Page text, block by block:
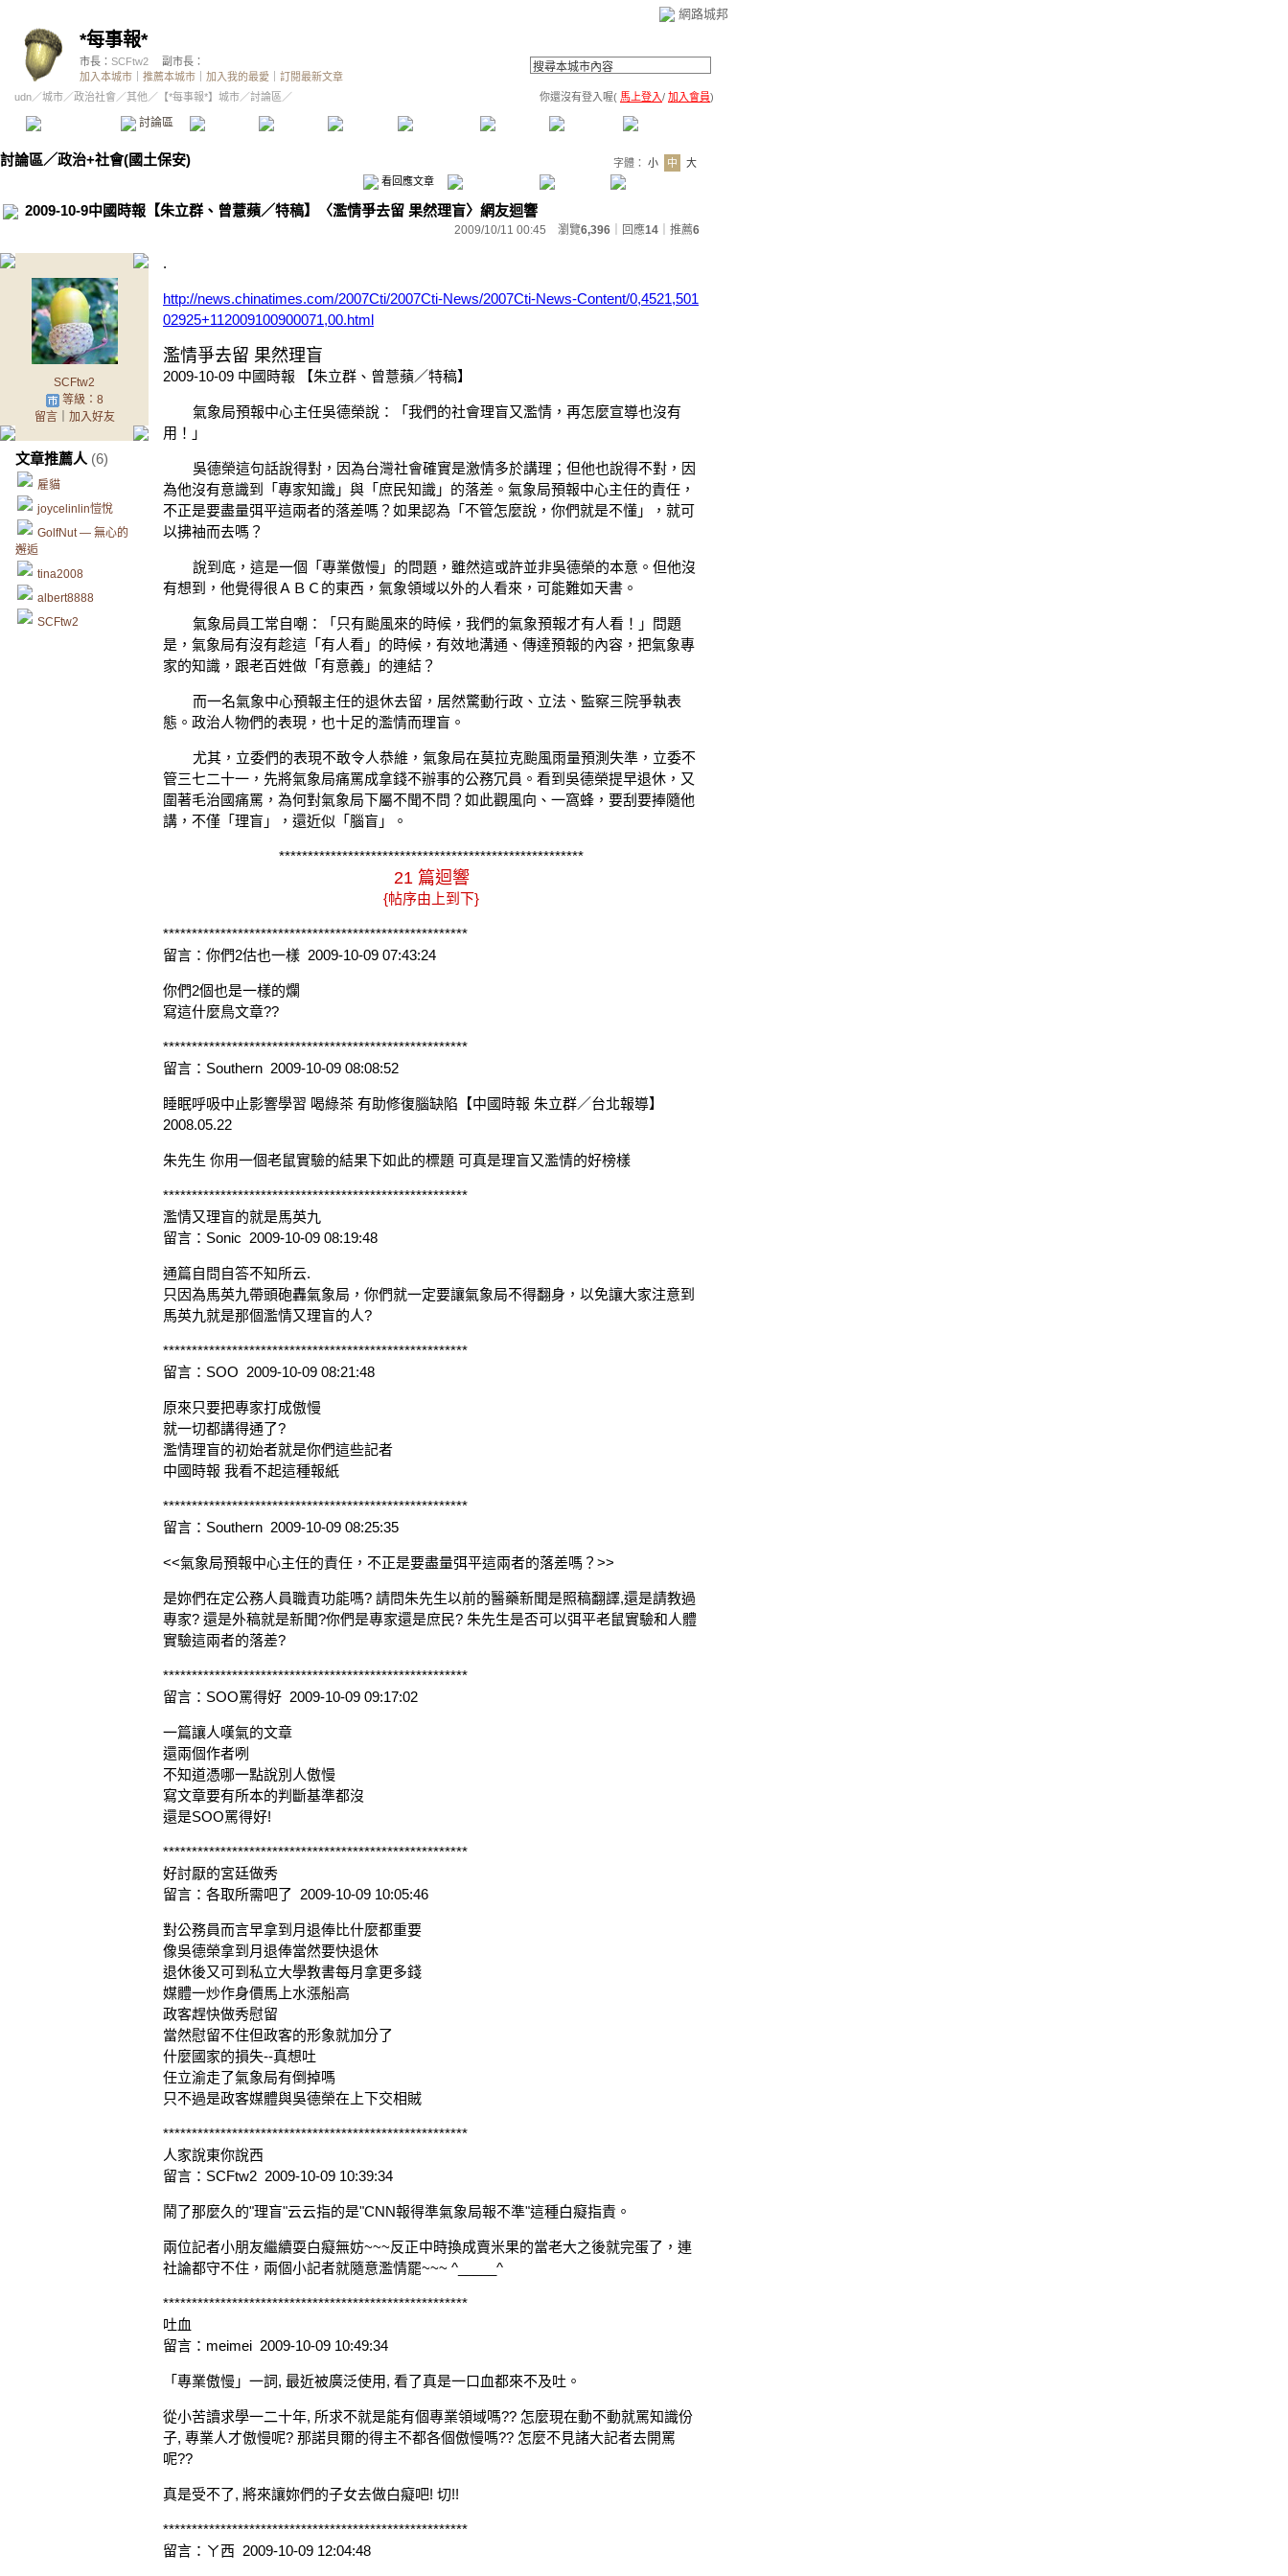
網路城邦
*每事報*
市長： SCFtw2
副市長：
加入本城市
推薦本城市 加入我的最愛
訂閱最新文章
udn／城市／政治社會 ／其他 ／ 【*每事報*】城市／討論區／ 你還沒有登入喔( 馬上登入/ 加入會員)
討論區 精華區 投票區 影像館 公告區 訪客簿 市政中心
討論區／政治+社會(國土保安) 字體： 小 中
大
看回應文章
2009-10-9中國時報【朱立群、曾薏蘋／特稿】〈濫情爭去留 果然理盲〉網友迴響
2009/10/11 00:45 瀏覽6,396 ｜回應14 推薦6
SCFtw2
等級：8
留言｜ 加入好友
文章推薦人 (6)
雇貓
joycelinlin愷悅
GolfNut — 無心的
邂逅
tina2008
albert8888
SCFtw2
.
http://news.chinatimes.com/2007Cti/2007Cti-News/2007Cti-News-Content/0,4521,501
02925+112009100900071,00.html
濫情爭去留 果然理盲
2009-10-09 中國時報 【朱立群、曾薏蘋／特稿】
氣象局預報中心主任吳德榮說：「我們的社會理盲又濫情，再怎麼宣導也沒有
用！」
吳德榮這句話說得對，因為台灣社會確實是激情多於講理；但他也說得不對，因
為他沒有意識到「專家知識」與「庶民知識」的落差。氣象局預報中心主任的責任，
不正是要盡量弭平這兩者的落差嗎？如果認為「不管怎麼說，你們就是不懂」，就可
以拂袖而去嗎？
說到底，這是一個「專業傲慢」的問題，雖然這或許並非吳德榮的本意。但他沒
有想到，他覺得很ＡＢＣ的東西，氣象領域以外的人看來，可能難如天書。
氣象局員工常自嘲：「只有颱風來的時候，我們的氣象預報才有人看！」問題
是，氣象局有沒有趁這「有人看」的時候，有效地溝通、傳達預報的內容，把氣象專
家的知識，跟老百姓做「有意義」的連結？
而一名氣象中心預報主任的退休去留，居然驚動行政、立法、監察三院爭執表
態。政治人物們的表現，也十足的濫情而理盲。
尤其，立委們的表現不敢令人恭維，氣象局在莫拉克颱風雨量預測失準，立委不
管三七二十一，先將氣象局痛罵成拿錢不辦事的公務冗員。看到吳德榮提早退休，又
圍著毛治國痛罵，為何對氣象局下屬不聞不問？如此觀風向、一窩蜂，要刮要捧隨他
講，不僅「理盲」，還近似「腦盲」。
*****************************************************
21 篇迴響
{帖序由上到下}
*****************************************************
留言：你們2估也一樣 2009-10-09 07:43:24
你們2個也是一樣的爛
寫這什麼鳥文章??
*****************************************************
留言：Southern 2009-10-09 08:08:52
睡眠呼吸中止影響學習 喝綠茶 有助修復腦缺陷【中國時報 朱立群／台北報導】
2008.05.22
朱先生 你用一個老鼠實驗的結果下如此的標題 可真是理盲又濫情的好榜樣
*****************************************************
濫情又理盲的就是馬英九
留言：Sonic 2009-10-09 08:19:48
通篇自問自答不知所云.
只因為馬英九帶頭砲轟氣象局，你們就一定要讓氣象局不得翻身，以免讓大家注意到
馬英九就是那個濫情又理盲的人?
*****************************************************
留言：SOO 2009-10-09 08:21:48
原來只要把專家打成傲慢
就一切都講得通了?
濫情理盲的初始者就是你們這些記者
中國時報 我看不起這種報紙
*****************************************************
留言：Southern 2009-10-09 08:25:35
<<氣象局預報中心主任的責任，不正是要盡量弭平這兩者的落差嗎？>>
是妳們在定公務人員職責功能嗎? 請問朱先生以前的醫藥新聞是照稿翻譯,還是請教過
專家? 還是外稿就是新聞?你們是專家還是庶民? 朱先生是否可以弭平老鼠實驗和人體
實驗這兩者的落差?
*****************************************************
留言：SOO罵得好 2009-10-09 09:17:02
一篇讓人嘆氣的文章
還兩個作者咧
不知道憑哪一點說別人傲慢
寫文章要有所本的判斷基準都沒
還是SOO罵得好!
*****************************************************
好討厭的宮廷做秀
留言：各取所需吧了 2009-10-09 10:05:46
對公務員而言早拿到月退俸比什麼都重要
像吳德榮拿到月退俸當然要快退休
退休後又可到私立大學教書每月拿更多錢
媒體一炒作身價馬上水漲船高
政客趕快做秀慰留
當然慰留不住但政客的形象就加分了
什麼國家的損失--真想吐
任立渝走了氣象局有倒掉嗎
只不過是政客媒體與吳德榮在上下交相賊
*****************************************************
人家說東你說西
留言：SCFtw2 2009-10-09 10:39:34
鬧了那麼久的"理盲"云云指的是"CNN報得準氣象局報不準"這種白癡指責。
兩位記者小朋友繼續耍白癡無妨~~~反正中時換成賣米果的當老大之後就完蛋了，連
社論都守不住，兩個小記者就隨意濫情罷~~~ ^_____^
*****************************************************
吐血
留言：meimei 2009-10-09 10:49:34
「專業傲慢」一詞, 最近被廣泛使用, 看了真是一口血都來不及吐。
從小苦讀求學一二十年, 所求不就是能有個專業領域嗎?? 怎麼現在動不動就罵知識份
子, 專業人才傲慢呢? 那諾貝爾的得主不都各個傲慢嗎?? 怎麼不見諸大記者去開罵
呢??
真是受不了, 將來讓妳們的子女去做白癡吧! 切!!
*****************************************************
留言：ㄚ西 2009-10-09 12:04:48